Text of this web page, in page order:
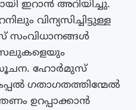
ഇറാൻ അറിയിച്ചു.
വിന്യസിച്ചിട്ടുള്ള
സൂചന. ഹോർമുസ്
ഗതാഗതത്തിന്മേൽ
ഉറപ്പാക്കാൻ